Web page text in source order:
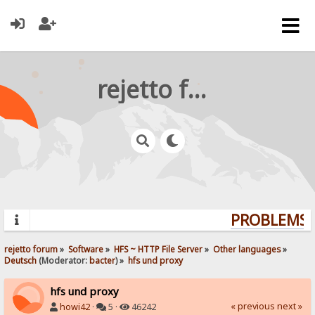
rejetto forum
rejetto forum» Software» HFS ~ HTTP File Server» Other languages»
Deutsch (Moderator: bacter) » hfs und proxy
hfs und proxy
howi42 · 5 · 46242 « previous next »